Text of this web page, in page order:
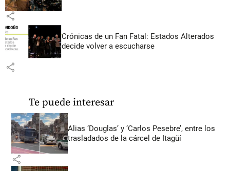
share
Crónicas de un Fan Fatal: Estados Alterados
decide volver a escucharse
share
Te puede interesar
Alias ‘Douglas’ y ‘Carlos Pesebre’, entre los
trasladados de la cárcel de Itagüí
share